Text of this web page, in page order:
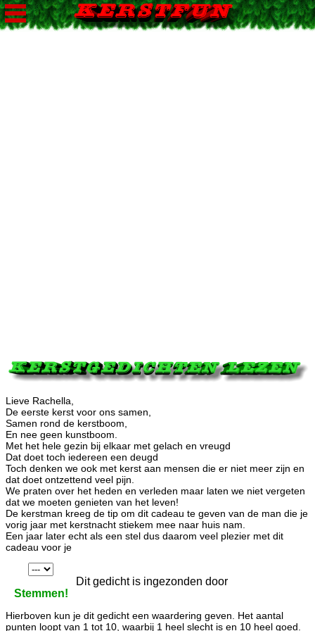
Lieve Rachella,
De eerste kerst voor ons samen,
Samen rond de kerstboom,
En nee geen kunstboom.
Met het hele gezin bij elkaar met gelach en vreugd
Dat doet toch iedereen een deugd
Toch denken we ook met kerst aan mensen die er niet meer zijn en
dat doet ontzettend veel pijn.
We praten over het heden en verleden maar laten we niet vergeten
dat we moeten genieten van het leven!
De kerstman kreeg de tip om dit cadeau te geven van de man die je
vorig jaar met kerstnacht stiekem mee naar huis nam.
Een jaar later echt als een stel dus daarom veel plezier met dit
cadeau voor je
Dit gedicht is ingezonden door
Stemmen!
Hierboven kun je dit gedicht een waardering geven. Het aantal
punten loopt van 1 tot 10, waarbij 1 heel slecht is en 10 heel goed.